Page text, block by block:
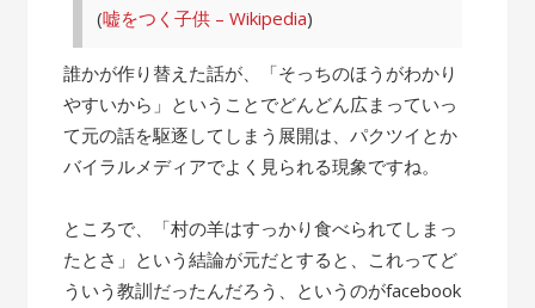
(嘘をつく子供 – Wikipedia)
誰かが作り替えた話が、「そっちのほうがわかり
やすいから」ということでどんどん広まっていっ
て元の話を駆逐してしまう展開は、パクツイとか
バイラルメディアでよく見られる現象ですね。
ところで、「村の羊はすっかり食べられてしまっ
たとさ」という結論が元だとすると、これってど
ういう教訓だったんだろう、というのがfacebook